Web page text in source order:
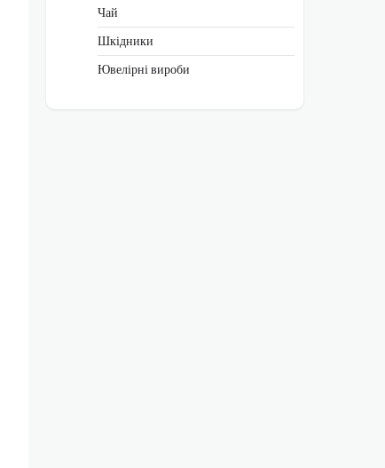
Чай
Шкідники
Ювелірні вироби